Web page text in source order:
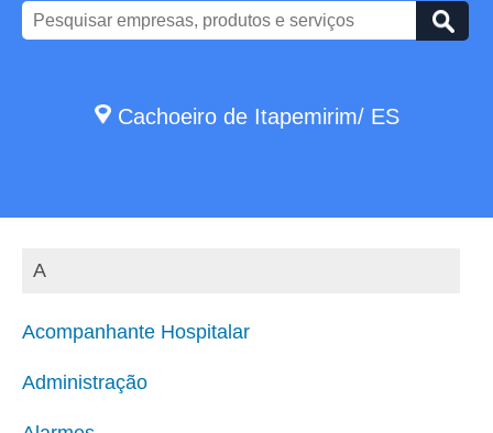
Cachoeiro de Itapemirim/ ES
A
Acompanhante Hospitalar
Administração